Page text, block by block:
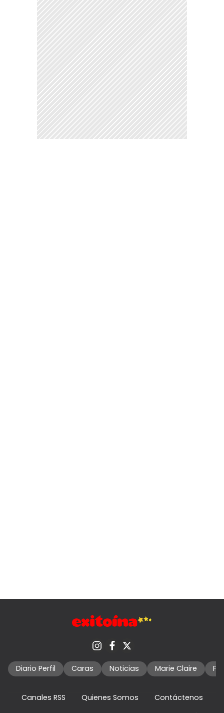
Diario Perfil Caras Noticias Marie Claire
Canales RSS Quienes Somos
Contáctenos